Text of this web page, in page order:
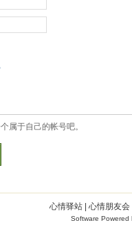
属于自己的帐号吧。
心情驿站 | 心情朋友
Software